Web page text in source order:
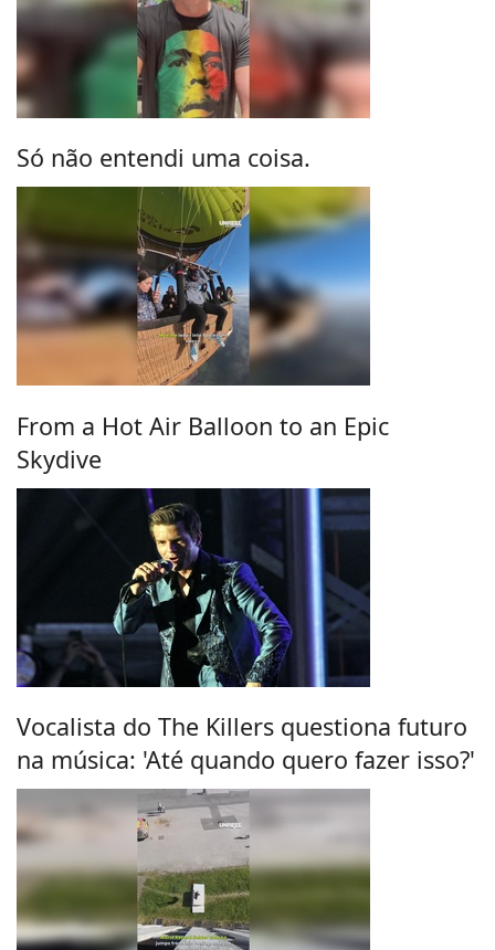
Só não entendi uma coisa.
From a Hot Air Balloon to an Epic
Skydive
Vocalista do The Killers questiona futuro
na música: 'Até quando quero fazer isso?'